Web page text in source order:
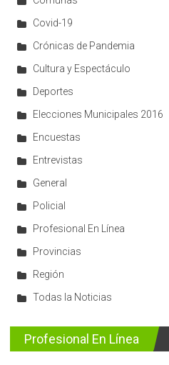
Covid-19
Crónicas de Pandemia
Cultura y Espectáculo
Deportes
Elecciones Municipales 2016
Encuestas
Entrevistas
General
Policial
Profesional En Línea
Provincias
Región
Todas la Noticias
Profesional En Línea